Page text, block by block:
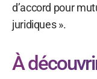
d’accord pour
juridiques ».
À